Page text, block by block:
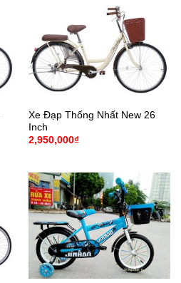
Xe Đạp Thống Nhất New 26
Inch
2,950,000₫